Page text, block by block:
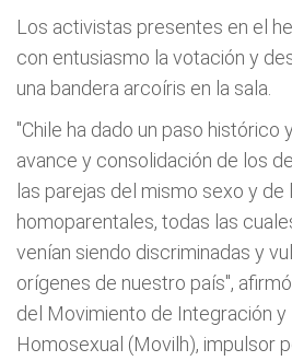
Los activistas presentes en el
con entusiasmo la votación y
una bandera arcoíris en la sala.
"Chile ha dado un paso histórico
avance y consolidación de los
las parejas del mismo sexo y de
homoparentales, todas las
venían siendo discriminadas y
orígenes de nuestro país",
del Movimiento de Integración y
Homosexual (Movilh), impulsor